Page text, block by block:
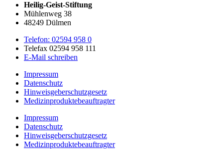
Heilig-Geist-Stiftung
Mühlenweg 38
48249 Dülmen
Telefon: 02594 958 0
Telefax 02594 958 111
E-Mail schreiben
Impressum
Datenschutz
Hinweisgeberschutzgesetz
Medizin­produkte­beauftragter
Impressum
Datenschutz
Hinweisgeberschutzgesetz
Medizin­produkte­beauftragter